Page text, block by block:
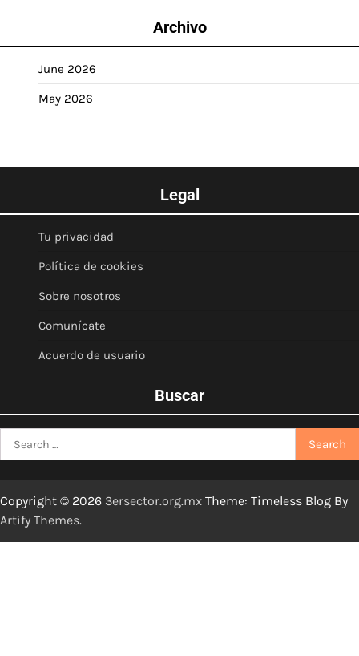
Archivo
June 2026
May 2026
Legal
Tu privacidad
Política de cookies
Sobre nosotros
Comunícate
Acuerdo de usuario
Buscar
for:
Copyright © 2026 3ersector.org.mx Theme: Timeless Blog By
Artify Themes.